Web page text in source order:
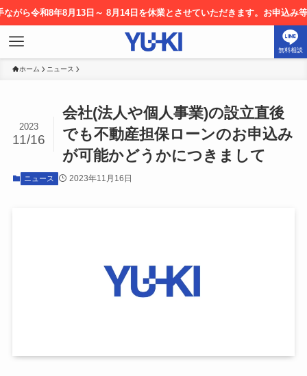
令和8年8月13日～ 8月14日を休業とさせていただきます。お申込み等に
無料相談
ホーム ニュース
会社(法人や個人事業)の設立直後
でも不動産担保ローンのお申込み
が可能かどうかにつきまして
2023
11/16
ニュース 2023年11月16日